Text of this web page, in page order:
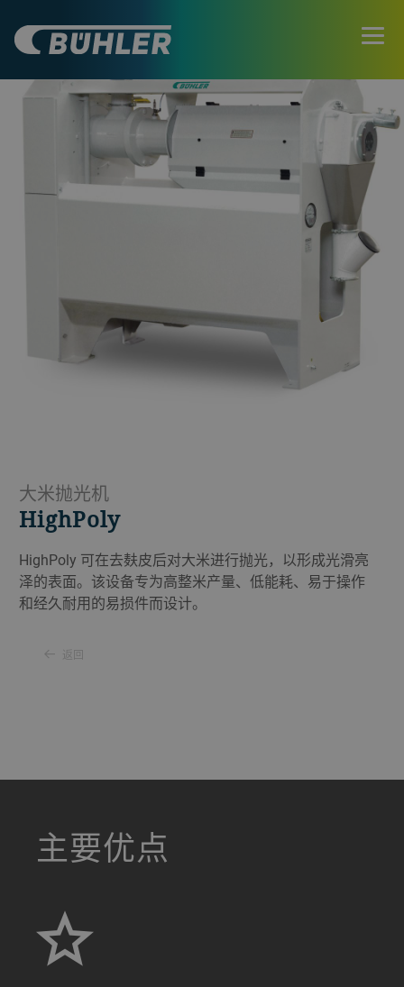
大米抛光机
HighPoly
HighPoly 可在去麸皮后对大米进行抛光，以形成光滑亮
泽的表面。该设备专为高整米产量、低能耗、易于操作
和经久耐用的易损件而设计。
返回
a decorative background image
主要优点